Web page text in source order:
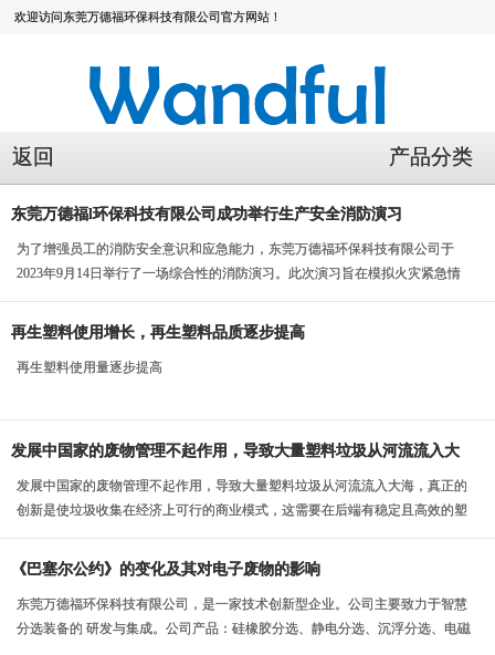
欢迎访问东莞万德福环保科技有限公司官方网站！
返回 产品分类
东莞万德福l环保科技有限公司成功举行生产安全消防演习
为了增强员工的消防安全意识和应急能力，东莞万德福环保科技有限公司于
2023年9月14日举行了一场综合性的消防演习。此次演习旨在模拟火灾紧急情
再生塑料使用增长，再生塑料品质逐步提高
再生塑料使用量逐步提高
发展中国家的废物管理不起作用，导致大量塑料垃圾从河流流入大
海
发展中国家的废物管理不起作用，导致大量塑料垃圾从河流流入大海，真正的
创新是使垃圾收集在经济上可行的商业模式，这需要在后端有稳定且高效的塑
《巴塞尔公约》的变化及其对电子废物的影响
东莞万德福环保科技有限公司，是一家技术创新型企业。公司主要致力于智慧
分选装备的 研发与集成。公司产品：硅橡胶分选、静电分选、沉浮分选、电磁